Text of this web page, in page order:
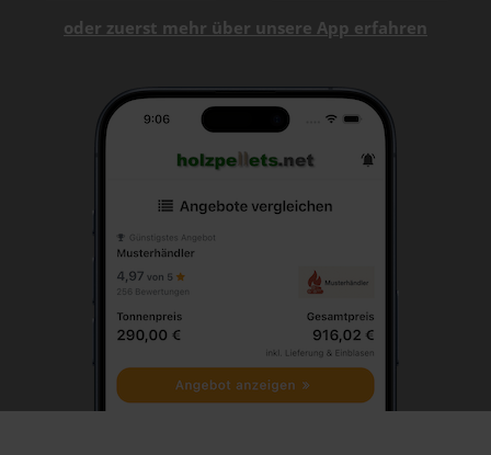
oder zuerst mehr über unsere App erfahren